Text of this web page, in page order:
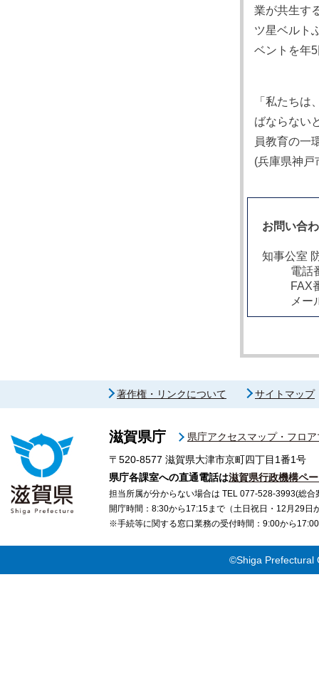
業が共生す
ツ星ベルト
ベントを年
「私たち
ばならない
員教育の一
(兵庫県神戸
お問い合
知事公室
電話
FAX
メー
著作権・リンクについて サイトマップ
滋賀県庁
県庁アクセスマップ・フロ
〒520-8577 滋賀県大津市京町四丁目1番1号
県庁各課室への直通電話は滋賀県行政機構ペ
担当所属が分からない場合は TEL 077-528-3993(総合
開庁時間：8:30から17:15まで（土日祝日・12月29日
※手続等に関する窓口業務の受付時間：9:00から
©Shiga Prefectural